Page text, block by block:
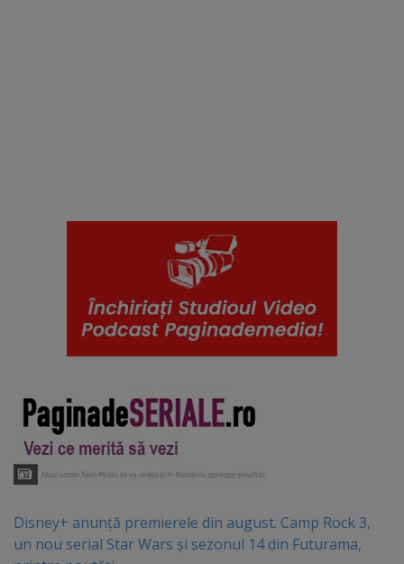
Disney+ anunță premierele din august. Camp Rock 3,
un nou serial Star Wars și sezonul 14 din Futurama,